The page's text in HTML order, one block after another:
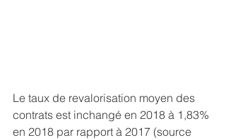
Le taux de revalorisation moyen des
contrats est inchangé en 2018 à 1,83%
en 2018 par rapport à 2017 (source